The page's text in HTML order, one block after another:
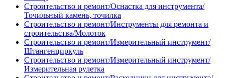
Строительство и ремонт/Оснастка для инструмента/
Точильный камень, точилка
Строительство и ремонт/Инструменты для ремонта и
строительства/Молоток
Строительство и ремонт/Измерительный инструмент/
Штангенциркуль
Строительство и ремонт/Измерительный инструмент/
Измерительная рулетка